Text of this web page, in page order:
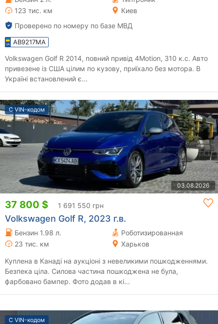
123 тис. км
Киев
Проверено по номеру по базе МВД
AB9217MA
Volkswagen Golf R 2014, повний привід 4Motion, 310 к.с. Авто
привезене із США цілим по кузову, приїхало без мотора. В
Україні встановлений є...
С VIN-кодом
03.08.2026
37 800 $ 1 691 550 грн
Volkswagen Golf R, 2023 г.в.
Бензин 1.98 л.
Роботизированная
23 тис. км
Харьков
Куплена в Канаді на аукціоні з невеликими пошкодженнями.
Безпека ціла. Силова частина пошкоджена не була,
фарбовано бампер. Фото додав в кі...
С VIN-кодом